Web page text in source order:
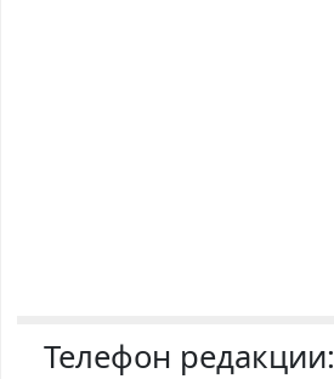
Телефон редакции: